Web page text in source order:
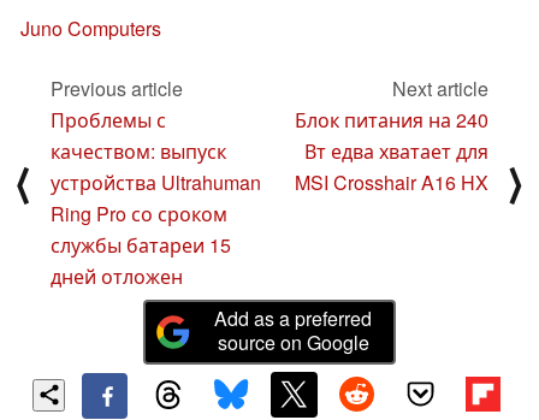
Juno Computers
⟨
Previous article
Проблемы с
качеством: выпуск
устройства Ultrahuman
Ring Pro со сроком
службы батареи 15
дней отложен
Next article
Блок питания на 240
Вт едва хватает для
MSI Crosshair A16 HX
⟩
Add as a preferred
source on Google